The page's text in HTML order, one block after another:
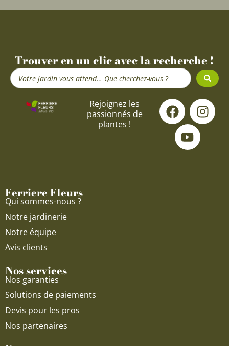
Trouver en un clic avec la recherche !
Search
...
Rejoignez les
passionnés de
plantes !
F
a
c
e
o
I
n
s
g
Y
o
u
t
u
b
Ferriere Fleurs
Qui sommes-nous ?
Notre jardinerie
Notre équipe
Avis clients
Nos services
Nos garanties
Solutions de paiements
Devis pour les pros
Nos partenaires